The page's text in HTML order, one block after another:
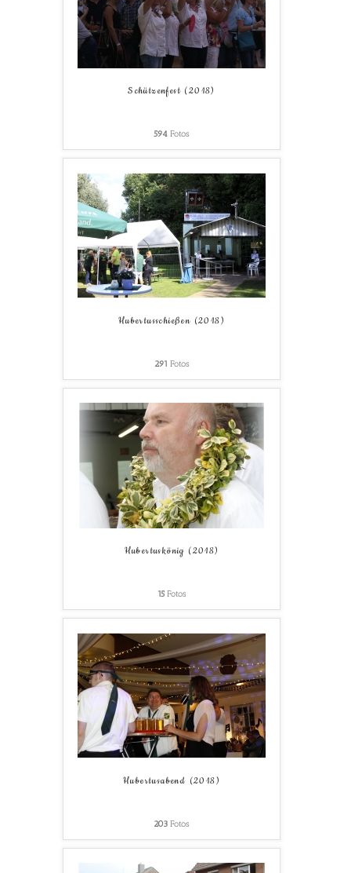
Schützenfest (2018)
594 Fotos
Hubertusschießen (2018)
291 Fotos
Hubertuskönig (2018)
15Fotos
Hubertusabend (2018)
203 Fotos